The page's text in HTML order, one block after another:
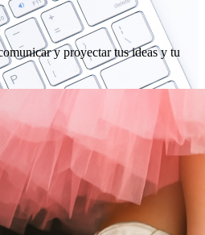
y proyectar tus ideas y tu